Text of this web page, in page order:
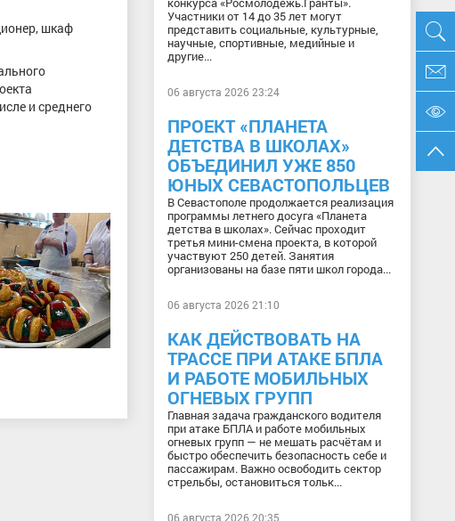
шкаф
и среднего
Участники от 14 до 35 лет могут
представить социальные, культурные,
научные, спортивные, медийные и
другие...
06 августа 2026 23:24
ПРОЕКТ «ПЛАНЕТА
ДЕТСТВА В ШКОЛАХ»
ОБЪЕДИНИЛ УЖЕ 850
ЮНЫХ СЕВАСТОПОЛЬЦЕВ
В Севастополе продолжается реализация
программы летнего досуга «Планета
детства в школах». Сейчас проходит
третья мини-смена проекта, в которой
участвуют 250 детей. Занятия
организованы на базе пяти школ города...
06 августа 2026 21:10
КАК ДЕЙСТВОВАТЬ НА
ТРАССЕ ПРИ АТАКЕ БПЛА
И РАБОТЕ МОБИЛЬНЫХ
ОГНЕВЫХ ГРУПП
Главная задача гражданского водителя
при атаке БПЛА и работе мобильных
огневых групп — не мешать расчётам и
быстро обеспечить безопасность себе и
пассажирам. Важно освободить сектор
стрельбы, остановиться тольк...
06 августа 2026 20:35